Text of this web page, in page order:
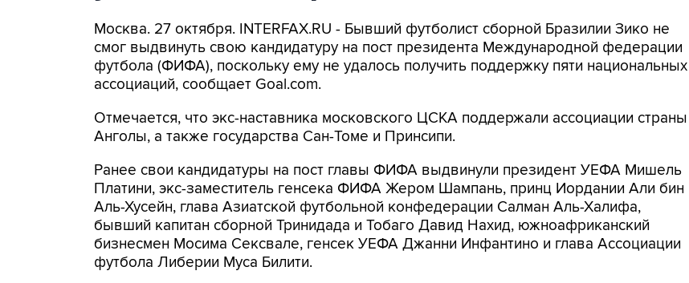
Москва. 27 октября. INTERFAX.RU - Бывший футболист сборной Бразилии Зико не
смог выдвинуть свою кандидатуру на пост президента Международной федерации
футбола (ФИФА), поскольку ему не удалось получить поддержку пяти национальных
ассоциаций, сообщает Goal.com.
Отмечается, что экс-наставника московского ЦСКА поддержали ассоциации страны
Анголы, а также государства Сан-Томе и Принсипи.
Ранее свои кандидатуры на пост главы ФИФА выдвинули президент УЕФА Мишель
Платини, экс-заместитель генсека ФИФА Жером Шампань, принц Иордании Али бин
Аль-Хусейн, глава Азиатской футбольной конфедерации Салман Аль-Халифа,
бывший капитан сборной Тринидада и Тобаго Давид Нахид, южноафриканский
бизнесмен Мосима Сексвале, генсек УЕФА Джанни Инфантино и глава Ассоциации
футбола Либерии Муса Билити.